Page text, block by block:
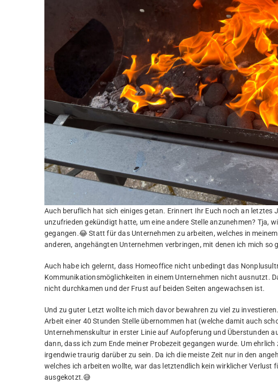
Auch beruflich hat sich einiges getan. Erinnert Ihr Euch noch an letztes
unzufrieden gekündigt hatte, um eine andere Stelle anzunehmen? Tja,
gegangen.😂 Statt für das Unternehmen zu arbeiten, welches in
anderen, angehängten Unternehmen verbringen, mit denen ich mich
Auch habe ich gelernt, dass Homeoffice nicht unbedingt das
Kommunikationsmöglichkeiten in einem Unternehmen nicht ausnutzt.
nicht durchkamen und der Frust auf beiden Seiten angewachsen ist.
Und zu guter Letzt wollte ich mich davor bewahren zu viel zu
Arbeit einer 40 Stunden Stelle übernommen hat (welche damit auch
Unternehmenskultur in erster Linie auf Aufopferung und Überstunden
dann, dass ich zum Ende meiner Probezeit gegangen wurde. Um
irgendwie traurig darüber zu sein. Da ich die meiste Zeit nur in den
welches ich arbeiten wollte, war das letztendlich kein wirklicher Verlust
ausgekotzt.😅